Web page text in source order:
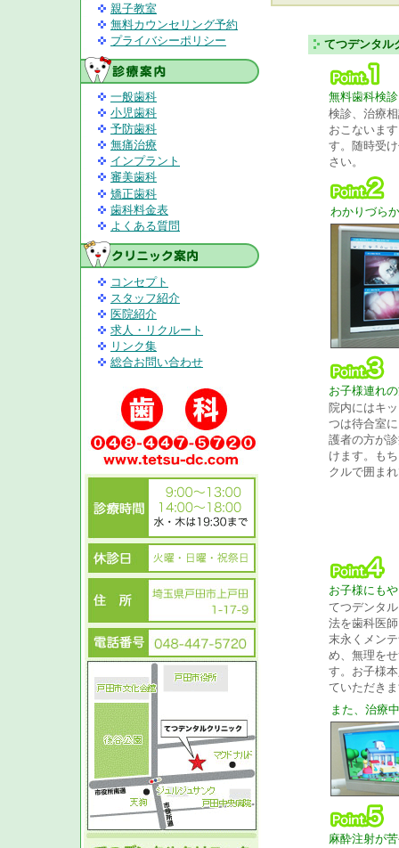
親子教室
無料カウンセリング予約
プライバシーポリシー
一般歯科
小児歯科
予防歯科
無痛治療
インプラント
審美歯科
矯正歯科
歯科料金表
よくある質問
コンセプト
スタッフ紹介
医院紹介
求人・リクルート
リンク集
総合お問い合わせ
てつデンタル
無料歯科検
検診、治療
おこないま
す。随時受
さい。
わかりづら
お子様連れ
院内にはキ
つは待合室
護者の方が
けます。も
クルで囲ま
お子様にも
てつデンタ
法を歯科医
末永くメン
め、無理を
す。お子様
ていただき
また、治療
麻酔注射が